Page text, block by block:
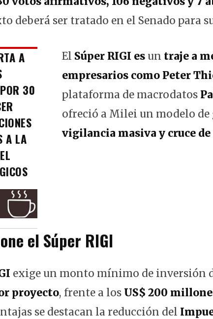
deberá ser tratado en el Senado para
A
30
A LA
El Súper RIGI es un traje a
empresarios como Peter
plataforma de macrodatos
ofreció a Milei un modelo de
vigilancia masiva y cruce de
el Súper RIGI
exige un monto mínimo de inversión
proyecto, frente a los US$ 200
se destacan la reducción del